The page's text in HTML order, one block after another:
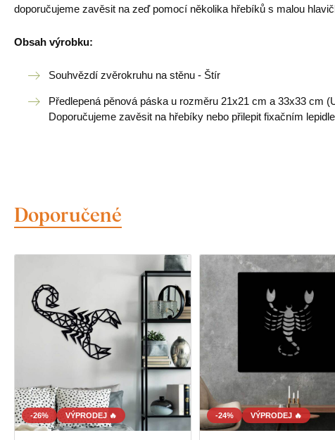
doporučujeme zavěsit na zeď pomocí několika hřebíků s malou
Obsah výrobku:
Souhvězdí zvěrokruhu na stěnu - Štír
Předlepená pěnová páska u rozměru 21x21 cm a 33x33 cm
Doporučujeme zavěsit na hřebíky nebo přilepit fixačním
Doporučené
-26% VÝPRODEJ 🔥 -24% VÝPRODEJ 🔥